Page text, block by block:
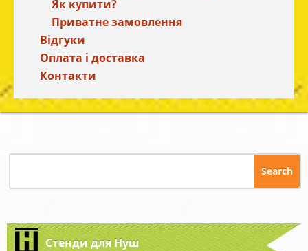
Як купити?
Приватне замовлення
Відгуки
Оплата і доставка
Контакти
Стенди для Нуш